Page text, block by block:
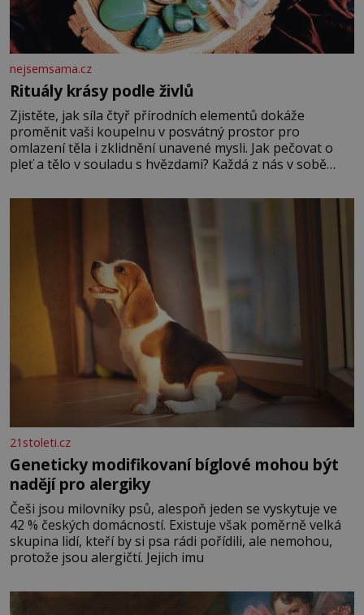
nejsemsama.cz
Rituály krásy podle živlů
Zjistěte, jak síla čtyř přírodních elementů dokáže
proměnit vaši koupelnu v posvátný prostor pro
omlazení těla i zklidnění unavené mysli. Jak pečovat o
pleť a tělo v souladu s hvězdami? Každá z nás v sobě
povaze, ale i v potřebách naší pokožky. Ohnivá znamení
Ženy narozené ve znamení Berana, Lva a Střelce v sobě
nesou žár, odvahu a neutuchající elán. Vaše
21stoleti.cz
Geneticky modifikovaní bíglové mohou být
nadějí pro alergiky
Češi jsou milovníky psů, alespoň jeden se vyskytuje ve
42 % českých domácností. Existuje však poměrně velká
skupina lidí, kteří by si psa rádi pořídili, ale nemohou,
protože jsou alergičtí. Jejich imu